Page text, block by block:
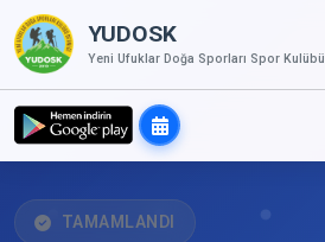
YUDOSK
Yeni Ufuklar Doğa Sporları Spor Kulübü
TAMAMLANDI